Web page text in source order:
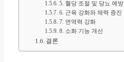
5. 혈당 조절 및 당뇨 예방
6. 근육 강화와 체력 증진
7. 면역력 강화
8. 소화 기능 개선
결론